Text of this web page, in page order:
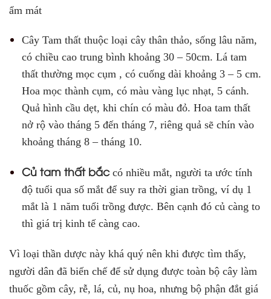
ẩm mát
Cây Tam thất thuộc loại cây thân thảo, sống lâu năm,
có chiều cao trung bình khoảng 30 – 50cm. Lá tam
thất thường mọc cụm , có cuống dài khoảng 3 – 5 cm.
Hoa mọc thành cụm, có màu vàng lục nhạt, 5 cánh.
Quả hình cầu dẹt, khi chín có màu đỏ. Hoa tam thất
nở rộ vào tháng 5 đến tháng 7, riêng quả sẽ chín vào
khoảng tháng 8 – tháng 10.
Củ tam thất bắccó nhiều mắt, người ta ước tính
độ tuổi qua số mắt để suy ra thời gian trồng, ví dụ 1
mắt là 1 năm tuổi trồng được. Bên cạnh đó củ càng to
thì giá trị kinh tế càng cao.
Vì loại thần dược này khá quý nên khi được tìm thấy,
người dân đã biến chế để sử dụng được toàn bộ cây làm
thuốc gồm cây, rễ, lá, củ, nụ hoa, nhưng bộ phận đắt giá